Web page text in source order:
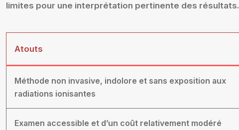
limites pour une interprétation pertinente des résultats.
Atouts
Méthode non invasive, indolore et sans exposition aux
radiations ionisantes
Examen accessible et d’un coût relativement modéré